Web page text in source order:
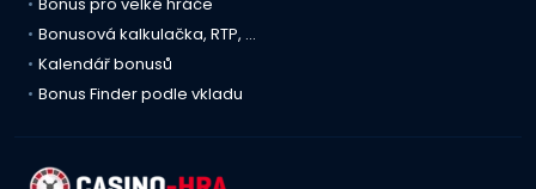
Bonusová kalkulačka, RTP, …
Kalendář bonusů
Bonus Finder podle vkladu